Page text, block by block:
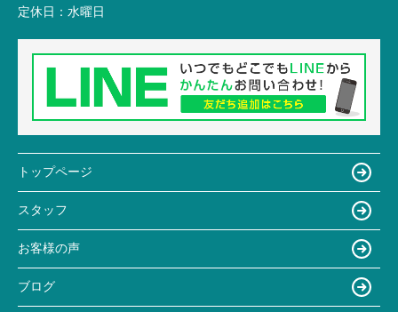
定休日： 水曜日
トップページ
スタッフ
お客様の声
ブログ